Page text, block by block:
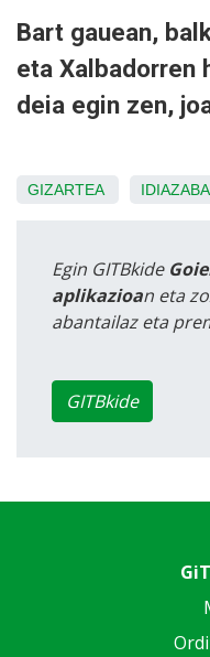
Bart gauean,
eta Xalbadorren
deia egin zen,
GIZARTEA
Egin GITBkide
aplikazioan eta
abantailaz eta
GITBkide